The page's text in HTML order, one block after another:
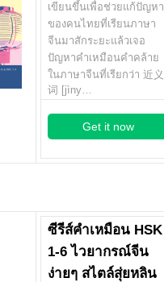
เขียนขึ้นเพื่อช่วยแก้ปัญหา
ของคนไทยที่เรียนภาษา
จีนมาสักระยะแล้วเจอ
ปัญหาคำเหมือนคำคล้าย
ในภาษาจีนที่เรียกว่า 近义
词 [jìny…
Get it now
ซีรีส์คำเหมือน HSK
1-6 ไวยากรณ์จีน
ง่ายๆ สไตล์สุ่ยหลิน